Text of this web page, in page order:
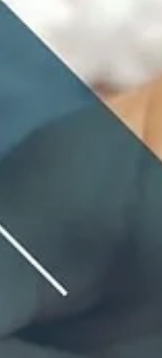
(ad, soyad, doğum tarihi, baba/ana adı vb.)
mahkeme kararıyla gerçek duruma uygun
hale getirilmesi sürecidir.Asliye Hukuk
Mahkemesi'nde açılan bu dava, kayıt sahibi
veya ilgililer tarafından, yerleşim yeri
mahkemesinde zamanaşımına bağlı
olmaksızın açılabilir.